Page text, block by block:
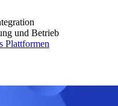
und Betrieb
Plattformen